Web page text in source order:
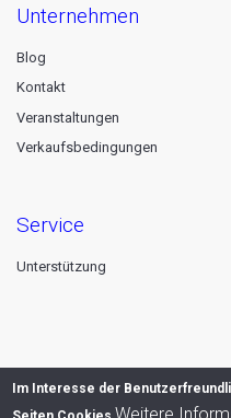
unternehmen
Blog
Kontakt
Veranstaltungen
Verkaufsbedingungen
service
Unterstützung
Im Interesse der